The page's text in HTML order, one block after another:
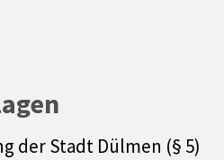
der Stadt Dülmen (§ 5)